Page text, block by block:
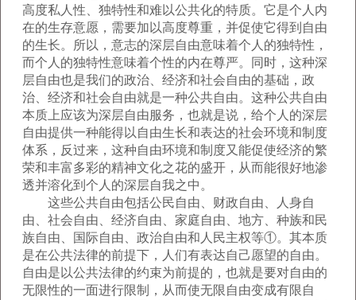
高度私人性、独特性和难以公共化的特质。它是个人内
在的生存意愿，需要加以高度尊重，并促使它得到自由
的生长。所以，意志的深层自由意味着个人的独特性，
而个人的独特性意味着个性的内在尊严。同时，这种深
层自由也是我们的政治、经济和社会自由的基础，政
治、经济和社会自由就是一种公共自由。这种公共自由
本质上应该为深层自由服务，也就是说，给个人的深层
自由提供一种能得以自由生长和表达的社会环境和制度
体系，反过来，这种自由环境和制度又能促使经济的繁
荣和丰富多彩的精神文化之花的盛开，从而能很好地渗
透并溶化到个人的深层自我之中。
这些公共自由包括公民自由、财政自由、人身自
由、社会自由、经济自由、家庭自由、地方、种族和民
族自由、国际自由、政治自由和人民主权等①。其本质
是在公共法律的前提下，人们有表达自己愿望的自由。
自由是以公共法律的约束为前提的，也就是要对自由的
无限性的一面进行限制，从而使无限自由变成有限自